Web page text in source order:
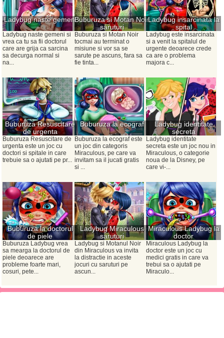
Ladybug naste gemeni
Ladybug naste gemeni si
vrea ca tu sa fii doctorul
care are grija ca sarcina
sa decurga normal si
na...
Buburuza si Motan Noir
saruturi
Buburuza si Motan Noir
tocmai au terminat o
misiune si vor sa se
sarute pe ascuns, fara sa
fie tinta...
Ladybug insarcinata la
spital
Ladybug este insarcinata
si a venit la spitalul de
urgente deoarece crede
ca are o problema
majora c...
Buburuza Resuscitare
de urgenta
Buburuza Resuscitare de
urgenta este un joc cu
doctori si spitale in care
trebuie sa o ajutati pe pr...
Buburuza la ecograf
Buburuza la ecograf este
un joc din categoris
Miraculous, pe care va
invitam sa il jucati gratis
si ...
Ladybug identitate
secreta
Ladybug identitate
secreta este un joc nou in
Miraculous, o categorie
noua de la Disney, pe
care vi-...
Buburuza la doctorul
de piele
Buburuza Ladybug vrea
sa mearga la doctorul de
piele deoarece are
probleme foarte mari,
cosuri, pete...
Ladybug Miraculous
saruturi
Ladybug si Motanul Noir
din Miraculous va invita
la distractie in aceste
jocuri cu saruturi pe
ascun...
Miraculous Ladybug la
doctor
Miraculous Ladybug la
doctor este un joc cu
medici gratis in care va
trebui sa o ajutati pe
Miraculo...